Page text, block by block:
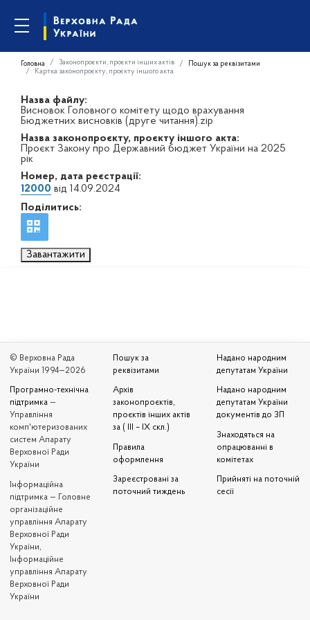
Головна Законопроєкти, проєкти інших актів
Пошук за реквізитами
Картка законопроєкту, проєкту іншого акта
Назва файлу:
Висновок Головного комітету щодо врахування
Бюджетних висновків (друге читання).zip
Назва законопроєкту, проєкту іншого акта:
Проєкт Закону про Державний бюджет України на 2025
рік
Номер, дата реєстрації:
12000 від 14.09.2024
Поділитись:
Завантажити
© Верховна Рада
України 1994—2026
Програмно-технічна
підтримка —
Управління
комп'ютеризованих
систем Апарату
Верховної Ради
України
Iнформаційна
підтримка — Головне
організаційне
управління Апарату
Верховної Ради
України,
Інформаційне
управління Апарату
Верховної Ради
України
Пошук за
реквізитами
Архів
законопроєктів,
проєктів інших актів
за ( III – IX скл.)
Правила
оформлення
Зареєстровані за
поточний тиждень
Надано народним
депутатам України
Надано народним
депутатам України
документів до ЗП
Знаходяться на
опрацюванні в
комітетах
Прийняті на поточній
сесії